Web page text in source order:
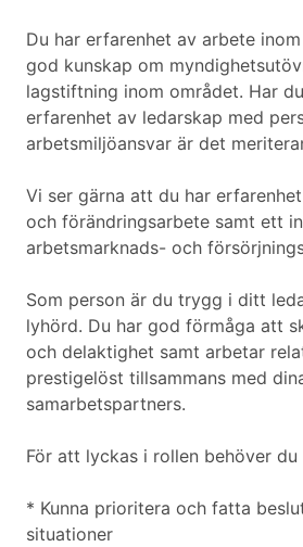
Du har erfarenhet av arbete
god kunskap om
lagstiftning inom området. Har
erfarenhet av ledarskap med
arbetsmiljöansvar är det
Vi ser gärna att du har
och förändringsarbete samt ett
arbetsmarknads- och
Som person är du trygg i ditt
lyhörd. Du har god förmåga att
och delaktighet samt arbetar
prestigelöst tillsammans med
samarbetspartners.
För att lyckas i rollen behöver du
* Kunna prioritera och fatta
situationer